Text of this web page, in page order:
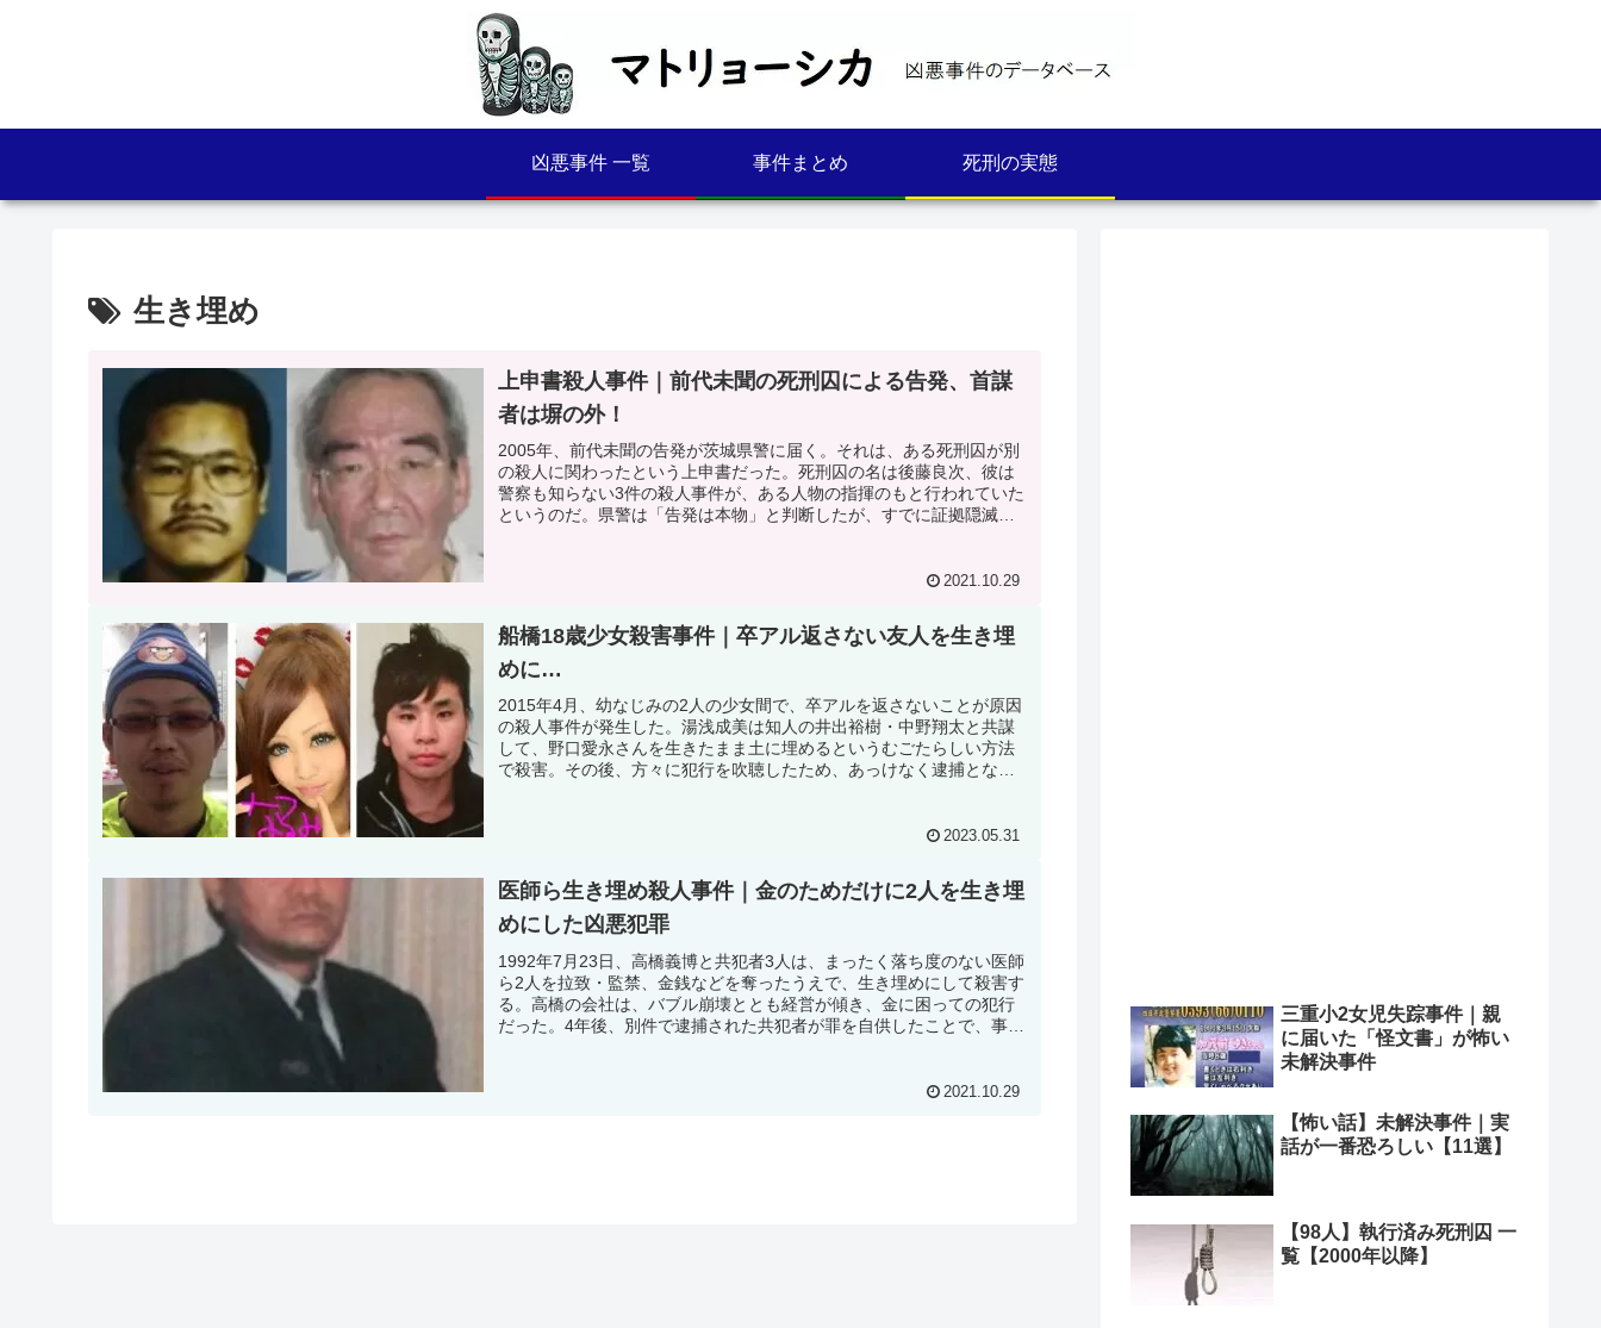
凶悪事件 一覧 事件まとめ 死刑の実態
生き埋め
上申書殺人事件｜前代未聞の死刑囚による告発、首謀
者は塀の外！
2005年、前代未聞の告発が茨城県警に届く。それは、ある死刑囚が別
の殺人に関わったという上申書だった。死刑囚の名は後藤良次、彼は
警察も知らない3件の殺人事件が、ある人物の指揮のもと行われていた
というのだ。県警は「告発は本物」と判断したが、すでに証拠隠滅さ
2021.10.29
船橋18歳少女殺害事件｜卒アル返さない友人を生き埋
めに…
2015年4月、幼なじみの2人の少女間で、卒アルを返さないことが原因
の殺人事件が発生した。湯浅成美は知人の井出裕樹・中野翔太と共謀
して、野口愛永さんを生きたまま土に埋めるというむごたらしい方法
で殺害。その後、方々に犯行を吹聴したため、あっけなく逮捕とな
2023.05.31
医師ら生き埋め殺人事件｜金のためだけに2人を生き埋
めにした凶悪犯罪
1992年7月23日、高橋義博と共犯者3人は、まったく落ち度のない医師
ら2人を拉致・監禁、金銭などを奪ったうえで、生き埋めにして殺害す
る。高橋の会社は、バブル崩壊ととも経営が傾き、金に困っての犯行
だった。4年後、別件で逮捕された共犯者が罪を自供したことで、事件
2021.10.29
三重小2女児失踪事件｜親
に届いた「怪文書」が怖い
未解決事件
【怖い話】未解決事件｜実
話が一番恐ろしい【11選】
【98人】執行済み死刑囚 一
覧【2000年以降】